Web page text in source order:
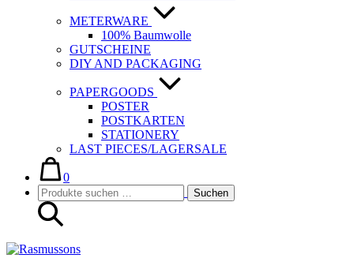
METERWARE
100% Baumwolle
GUTSCHEINE
DIY AND PACKAGING
PAPERGOODS
POSTER
POSTKARTEN
STATIONERY
LAST PIECES/LAGERSALE
Warenkorb
0im
Warenkorb
Suche-
Schalter
Suchen
nach:
Suchen